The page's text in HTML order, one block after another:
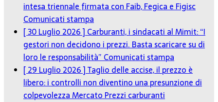
intesa triennale firmata con Faib, Fegica e Figisc
Comunicati stampa
[ 30 Luglio 2026 ] Carburanti, i sindacati al Mimit: “I
gestori non decidono i prezzi. Basta scaricare su di
loro le responsabilità” Comunicati stampa
[ 29 Luglio 2026 ]Taglio delle accise, il prezzo è
libero: i controlli non diventino una presunzione di
colpevolezzaMercato Prezzi carburanti